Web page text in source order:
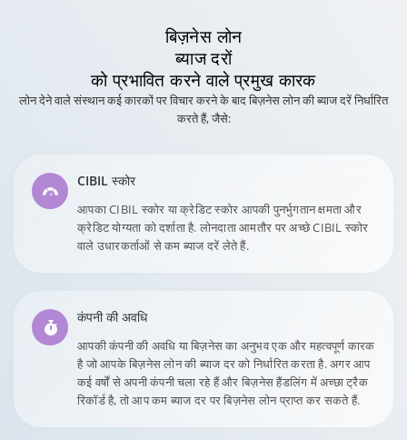
बिज़नेस लोन
ब्याज दरों
को प्रभावित करने वाले प्रमुख कारक
लोन देने वाले संस्थान कई कारकों पर विचार करने के बाद बिज़नेस लोन की ब्याज दरें निर्धारित
करते हैं, जैसे:
CIBIL स्कोर
आपका CIBIL स्कोर या क्रेडिट स्कोर आपकी पुनर्भुगतान क्षमता और
क्रेडिट योग्यता को दर्शाता है. लोनदाता आमतौर पर अच्छे CIBIL स्कोर
वाले उधारकर्ताओं से कम ब्याज दरें लेते हैं.
कंपनी की अवधि
आपकी कंपनी की अवधि या बिज़नेस का अनुभव एक और महत्वपूर्ण कारक
है जो आपके बिज़नेस लोन की ब्याज दर को निर्धारित करता है. अगर आप
कई वर्षों से अपनी कंपनी चला रहे हैं और बिज़नेस हैंडलिंग में अच्छा ट्रैक
रिकॉर्ड है, तो आप कम ब्याज दर पर बिज़नेस लोन प्राप्त कर सकते हैं.